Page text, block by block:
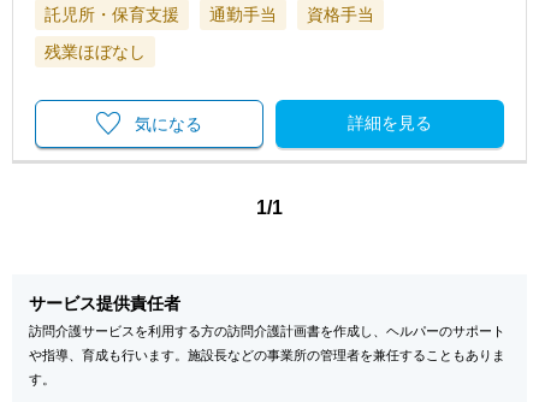
託児所・保育支援 通勤手当
資格手当
残業ほぼなし
詳細を見る
気になる
1/1
サービス提供責任者
訪問介護サービスを利用する方の訪問介護計画書を作成し、ヘルパーのサポート
や指導、育成も行います。施設長などの事業所の管理者を兼任することもありま
す。